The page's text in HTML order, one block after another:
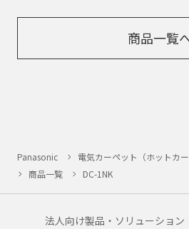
商品一覧
Panasonic
電気カーペット（ホットカ
商品一覧
DC-1NK
法人向け製品・ソリューション